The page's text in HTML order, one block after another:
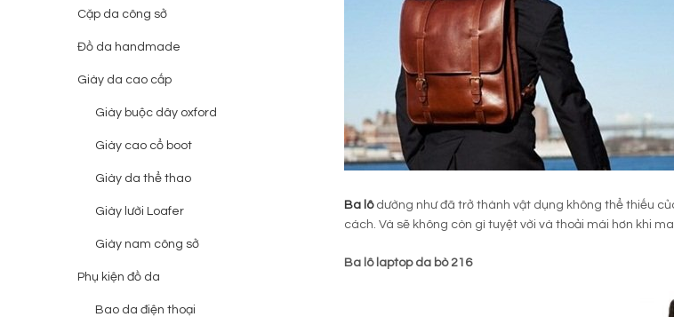
Ba lô dường như đã trở thành vật dụng không thể thiếu
cách. Và sẽ không còn gì tuyệt vời và thoải mái hơn khi
Ba lô laptop da bò 216
Cặp da công sở
Đồ da handmade
Giày da cao cấp
Giày buộc dây oxford
Giày cao cổ boot
Giày da thể thao
Giày lười Loafer
Giày nam công sở
Phụ kiện đồ da
Bao da điện thoại